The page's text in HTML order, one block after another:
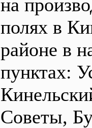
на
полях в
районе в
пунктах:
Советы,